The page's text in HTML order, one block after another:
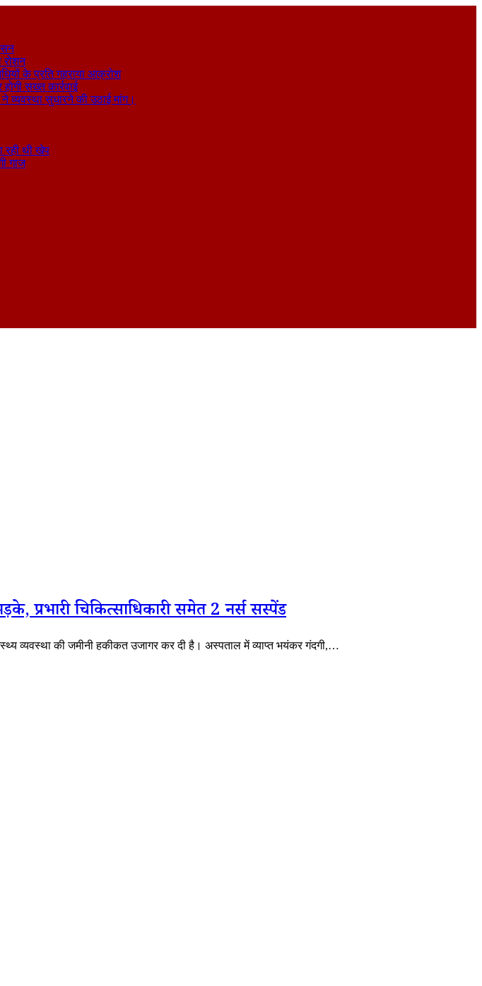
रोशन
के प्रति गहराया आक्रोश
सख्त कार्रवाई
व्यवस्था सुधारने की उठाई मांग।
रही थी खेप
गाज
चिकित्साधिकारी समेत 2 नर्स सस्पेंड
व्यवस्था की जमीनी हकीकत उजागर कर दी है। अस्पताल में व्याप्त भयंकर गंदगी,…